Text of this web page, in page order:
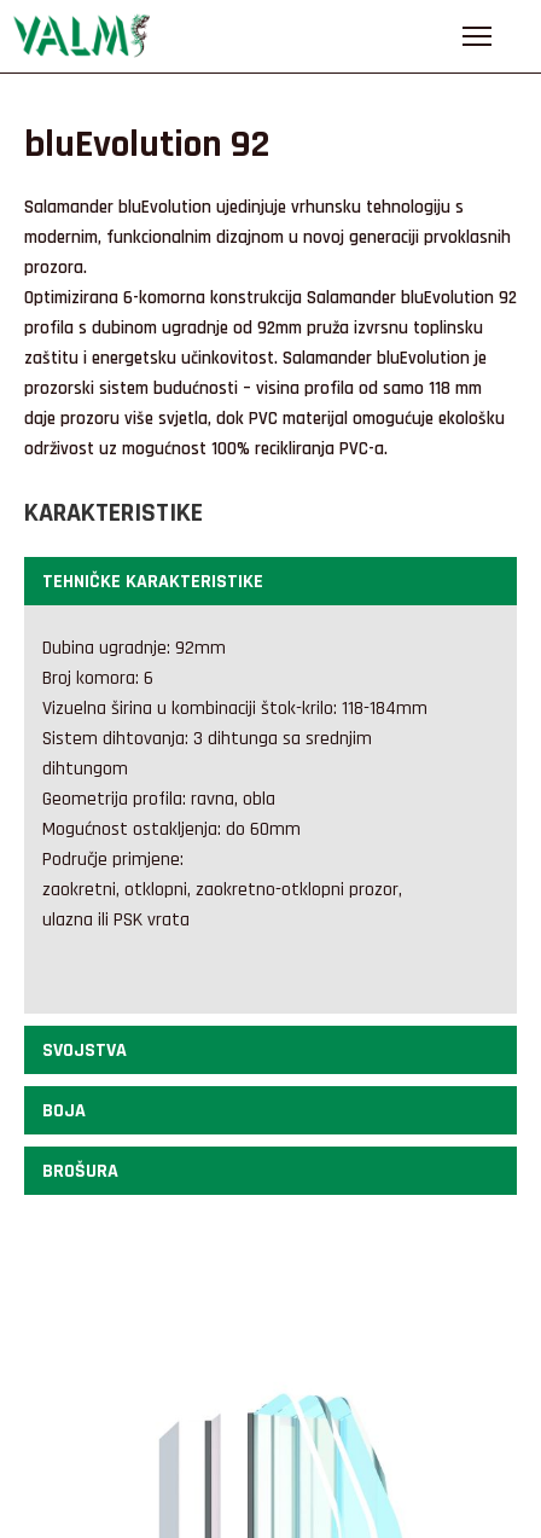
PROIZVODI
NAŠI
PARTNERI
BLOG
KONTAKT
bluEvolution 92
Salamander bluEvolution ujedinjuje vrhunsku tehnologiju s
modernim, funkcionalnim dizajnom u novoj generaciji prvoklasnih
prozora.
Optimizirana 6-komorna konstrukcija Salamander bluEvolution 92
profila s dubinom ugradnje od 92mm pruža izvrsnu toplinsku
zaštitu i energetsku učinkovitost. Salamander bluEvolution je
prozorski sistem budućnosti – visina profila od samo 118 mm
daje prozoru više svjetla, dok PVC materijal omogućuje ekološku
održivost uz mogućnost 100% recikliranja PVC-a.
KARAKTERISTIKE
TEHNIČKE KARAKTERISTIKE
Dubina ugradnje: 92mm
Broj komora: 6
Vizuelna širina u kombinaciji štok-krilo: 118-184mm
Sistem dihtovanja: 3 dihtunga sa srednjim
dihtungom
Geometrija profila: ravna, obla
Mogućnost ostakljenja: do 60mm
Područje primjene:
zaokretni, otklopni, zaokretno-otklopni prozor,
ulazna ili PSK vrata
SVOJSTVA
BOJA
BROŠURA